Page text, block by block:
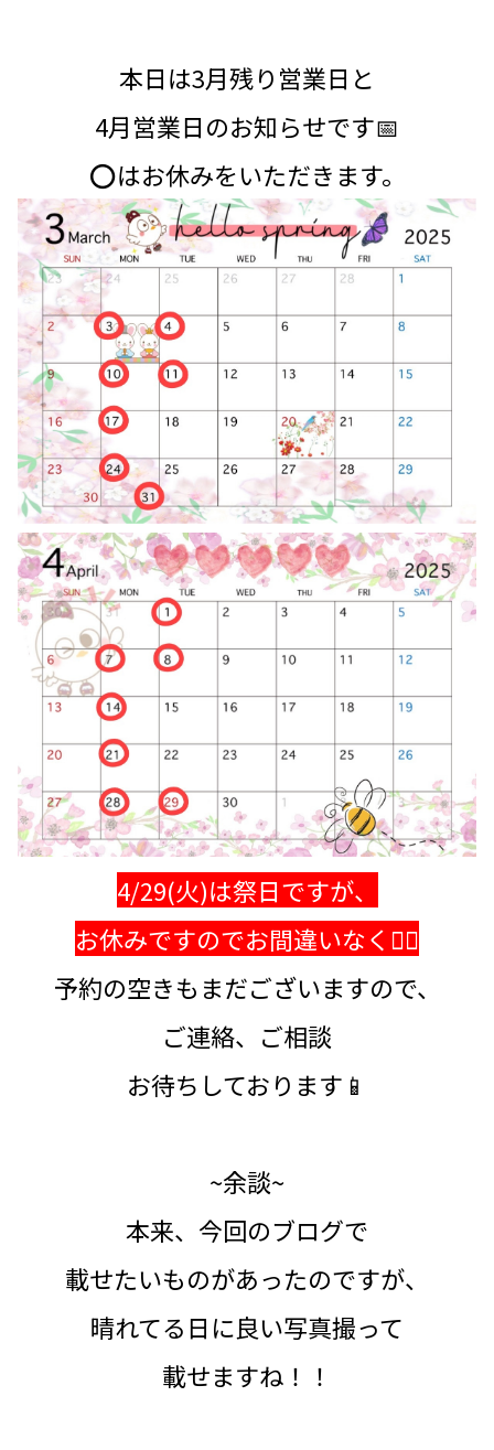
本日は3月残り営業日と
4月営業日のお知らせです📅
⭕はお休みをいただきます。
4/29(火)は祭日ですが、
お休みですのでお間違いなく🙇‍♀️
予約の空きもまだございますので、
ご連絡、ご相談
お待ちしております📱
~余談~
本来、今回のブログで
載せたいものがあったのですが、
晴れてる日に良い写真撮って
載せますね！！